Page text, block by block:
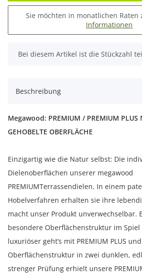
Sie möchten in monatlichen Raten
Informationen
x
Bei diesem Artikel ist die Stückzahl
Beschreibung
Megawood: PREMIUM / PREMIUM PLUS
GEHOBELTE OBERFLÄCHE
Einzigartig wie die Natur selbst: Die
Dielenoberflächen unserer megawood
PREMIUMTerrassendielen. In einem
Hobelverfahren erhalten sie ihre
macht unser Produkt unverwechselbar.
besondere Oberflächenstruktur im Spiel
luxuriöser geht’s mit PREMIUM PLUS
Oberflächenstruktur in zwei dunklen,
strenger Prüfung erhielt unsere